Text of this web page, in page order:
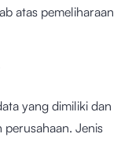
atas pemeliharaan
yang dimiliki dan
Jenis